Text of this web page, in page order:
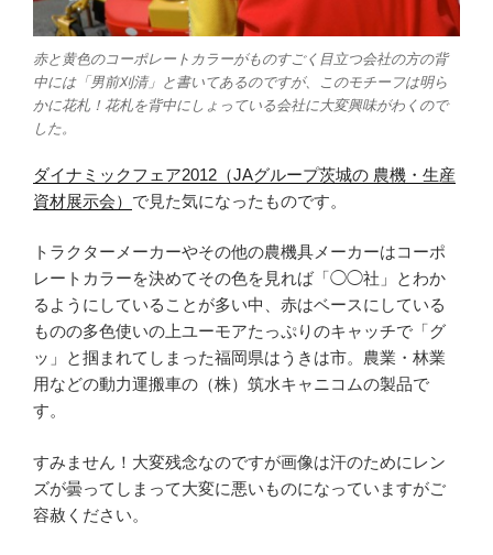
赤と黄色のコーポレートカラーがものすごく目立つ会社の方の背
中には「男前刈清」と書いてあるのですが、このモチーフは明ら
かに花札！花札を背中にしょっている会社に大変興味がわくので
した。
ダイナミックフェア2012（JAグループ茨城の 農機・生産
資材展示会） で見た気になったものです。
トラクターメーカーやその他の農機具メーカーはコーポ
レートカラーを決めてその色を見れば「◯◯社」とわか
るようにしていることが多い中、赤はベースにしている
ものの多色使いの上ユーモアたっぷりのキャッチで「グ
ッ」と掴まれてしまった福岡県はうきは市。農業・林業
用などの動力運搬車の（株）筑水キャニコムの製品で
す。
すみません！大変残念なのですが画像は汗のためにレン
ズが曇ってしまって大変に悪いものになっていますがご
容赦ください。